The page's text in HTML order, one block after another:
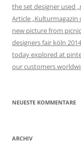
the set designer used
Article „Kulturmagazin
new picture from
designers fair köln 2014
today explored at
our customers
NEUESTE KOMMENTARE
ARCHIV